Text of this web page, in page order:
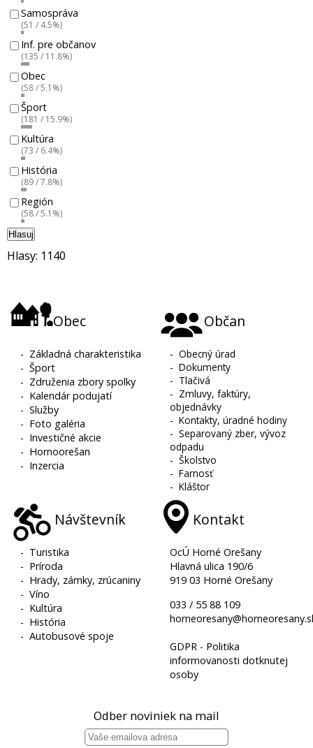
Samospráva
(51 / 4.5%)
Inf. pre občanov
(135 / 11.8%)
Obec
(58 / 5.1%)
Šport
(181 / 15.9%)
Kultúra
(73 / 6.4%)
História
(89 / 7.8%)
Región
(58 / 5.1%)
Hlasuj
Hlasy: 1140
Obec
- Základná charakteristika
-Šport
- Združenia zbory spolky
- Kalendár podujatí
-Služby
- Foto galéria
- Investičné akcie
- Hornoorešan
- Inzercia
Občan
-Obecný úrad
-Dokumenty
- Tlačivá
- Zmluvy, faktúry,
objednávky
-Kontakty, úradné hodiny
-Separovaný zber, vývoz
odpadu
-Školstvo
-Farnosť
-Kláštor
Návštevník
- Turistika
- Príroda
- Hrady, zámky, zrúcaniny
-Víno
- Kultúra
- História
-Autobusové spoje
Kontakt
OcÚ Horné Orešany
Hlavná ulica 190/6
919 03 Horné Orešany
033 / 55 88 109
GDPR - Politika
informovanosti dotknutej
osoby
Odber noviniek na mail